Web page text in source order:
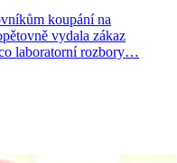
koupání na
vydala zákaz
laboratorní rozbory…